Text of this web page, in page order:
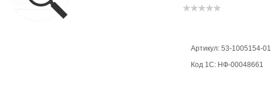
Артикул: 53-1005154-01
Код 1С: НФ-00048661